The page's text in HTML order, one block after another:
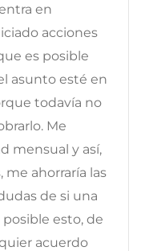
en
acciones
es posible
asunto esté en
todavía no
Me
mensual y así,
me ahorraría las
de si una
esto, de
acuerdo